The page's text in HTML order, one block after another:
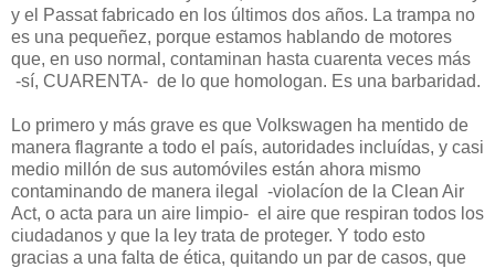
y el Passat fabricado en los últimos dos años. La trampa no
es una pequeñez, porque estamos hablando de motores
que, en uso normal, contaminan hasta cuarenta veces más
-sí, CUARENTA- de lo que homologan. Es una barbaridad.
Lo primero y más grave es que Volkswagen ha mentido de
manera flagrante a todo el país, autoridades incluídas, y casi
medio millón de sus automóviles están ahora mismo
contaminando de manera ilegal -violacíon de la Clean Air
Act, o acta para un aire limpio- el aire que respiran todos los
ciudadanos y que la ley trata de proteger. Y todo esto
gracias a una falta de ética, quitando un par de casos, que